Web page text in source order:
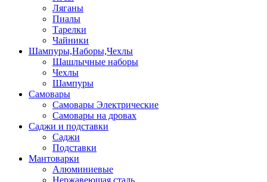
Ляганы
Пиалы
Тарелки
Чайники
Шампуры,Наборы,Чехлы
Шашлычные наборы
Чехлы
Шампуры
Самовары
Самовары Электрические
Самовары на дровах
Саджи и подставки
Саджи
Подставки
Мантоварки
Алюминиевые
Нержавеющая сталь